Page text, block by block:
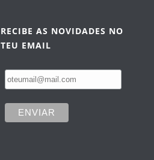
RECIBE AS NOVIDADES NO
TEU EMAIL